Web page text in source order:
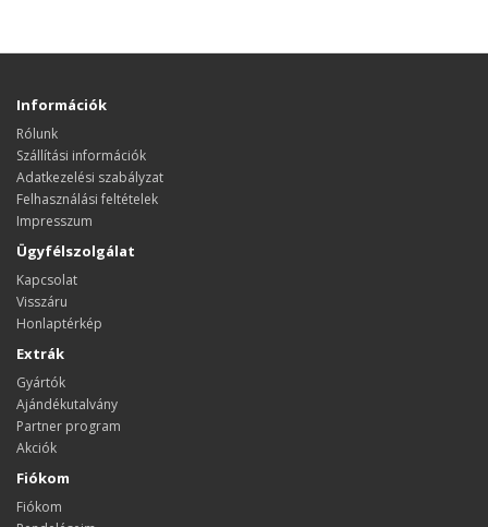
Információk
Rólunk
Szállítási információk
Adatkezelési szabályzat
Felhasználási feltételek
Impresszum
Ügyfélszolgálat
Kapcsolat
Visszáru
Honlaptérkép
Extrák
Gyártók
Ajándékutalvány
Partner program
Akciók
Fiókom
Fiókom